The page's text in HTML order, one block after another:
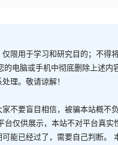
限用于学习和研究目的；不
电脑或手机中彻底删除上述
理。敬请谅解！
不要盲目相信，被骗本站概
仅供展示，本站不对平台真
能已经过了，需要自己判断